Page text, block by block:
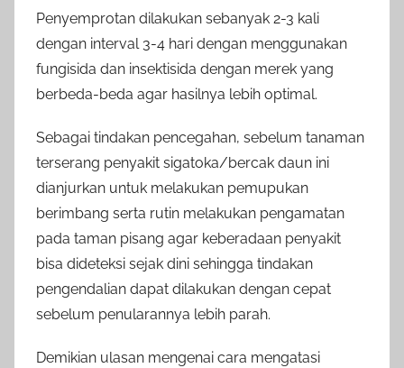
Penyemprotan dilakukan sebanyak 2-3 kali
dengan interval 3-4 hari dengan menggunakan
fungisida dan insektisida dengan merek yang
berbeda-beda agar hasilnya lebih optimal.
Sebagai tindakan pencegahan, sebelum tanaman
terserang penyakit sigatoka/bercak daun ini
dianjurkan untuk melakukan pemupukan
berimbang serta rutin melakukan pengamatan
pada taman pisang agar keberadaan penyakit
bisa dideteksi sejak dini sehingga tindakan
pengendalian dapat dilakukan dengan cepat
sebelum penularannya lebih parah.
Demikian ulasan mengenai cara mengatasi